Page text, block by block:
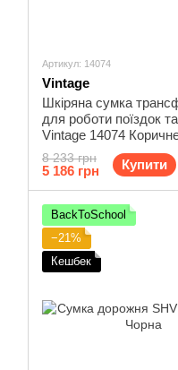
Артикул: 14074
Vintage
Шкіряна сумка
для роботи поїздок
Vintage 14074
8 233 грн
5 186 грн Купити
BackToSchool
−21%
Кешбек